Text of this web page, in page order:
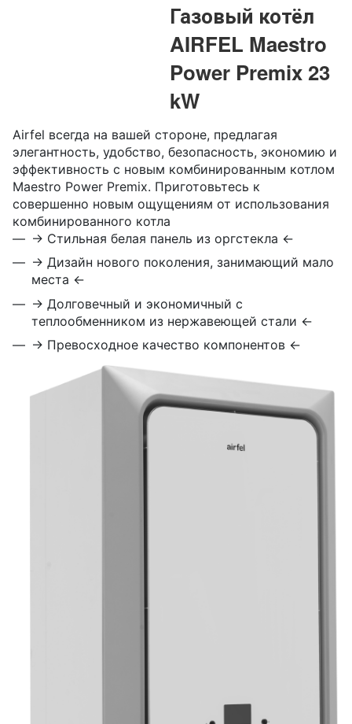
Газовый котёл
AIRFEL Maestro
Power Premix 23
kW
Airfel всегда на вашей стороне, предлагая
элегантность, удобство, безопасность, экономию и
эффективность с новым комбинированным котлом
Maestro Power Premix. Приготовьтесь к
совершенно новым ощущениям от использования
комбинированного котла
→ Стильная белая панель из оргстекла ←
→ Дизайн нового поколения, занимающий мало
места ←
→ Долговечный и экономичный с
теплообменником из нержавеющей стали ←
→ Превосходное качество компонентов ←